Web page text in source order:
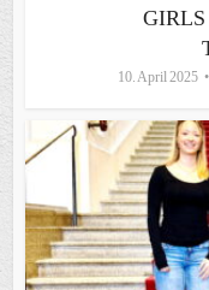
10. April 2025